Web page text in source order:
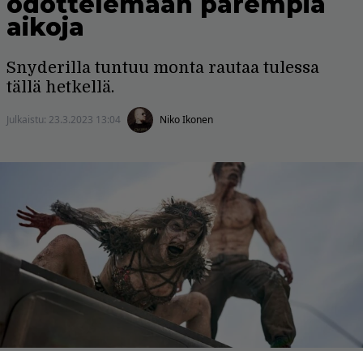
aikoja
Snyderilla tuntuu monta rautaa tulessa
tällä hetkellä.
Julkaistu: 23.3.2023 13:04 Niko Ikonen